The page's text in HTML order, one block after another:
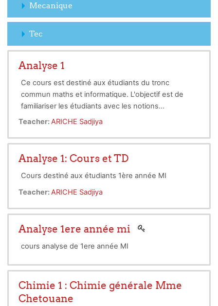
Mecanique
Tec
Analyse 1
Ce cours est destiné aux étudiants du tronc
commun maths et informatique. L'objectif est de
familiariser les étudiants avec les notions
importantes de corps réel ainsi du complexe,
des fonctions d'une variable réelle.
Teacher:ARICHE Sadjiya
Analyse 1: Cours et TD
Cours destiné aux étudiants 1ère année MI
Teacher:ARICHE Sadjiya
Analyse 1ere année mi
cours analyse de 1ere année MI
Chimie 1 : Chimie générale Mme
Chetouane